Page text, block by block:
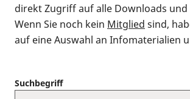
direkt Zugriff auf alle Downloads
Wenn Sie noch kein Mitglied sind,
auf eine Auswahl an Infomaterialien
Suchbegriff